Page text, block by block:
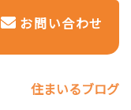
お問い合わせ
住まいるブログ